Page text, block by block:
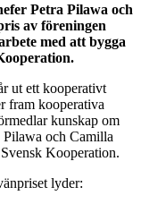
Petra Pilawa och
av föreningen
med att bygga
ut ett kooperativt
fram kooperativa
kunskap om
Pilawa och Camilla
Kooperation.
lyder: